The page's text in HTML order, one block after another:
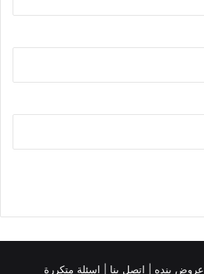
عروض بنده | اتصل بنا | اسئلة متكررة